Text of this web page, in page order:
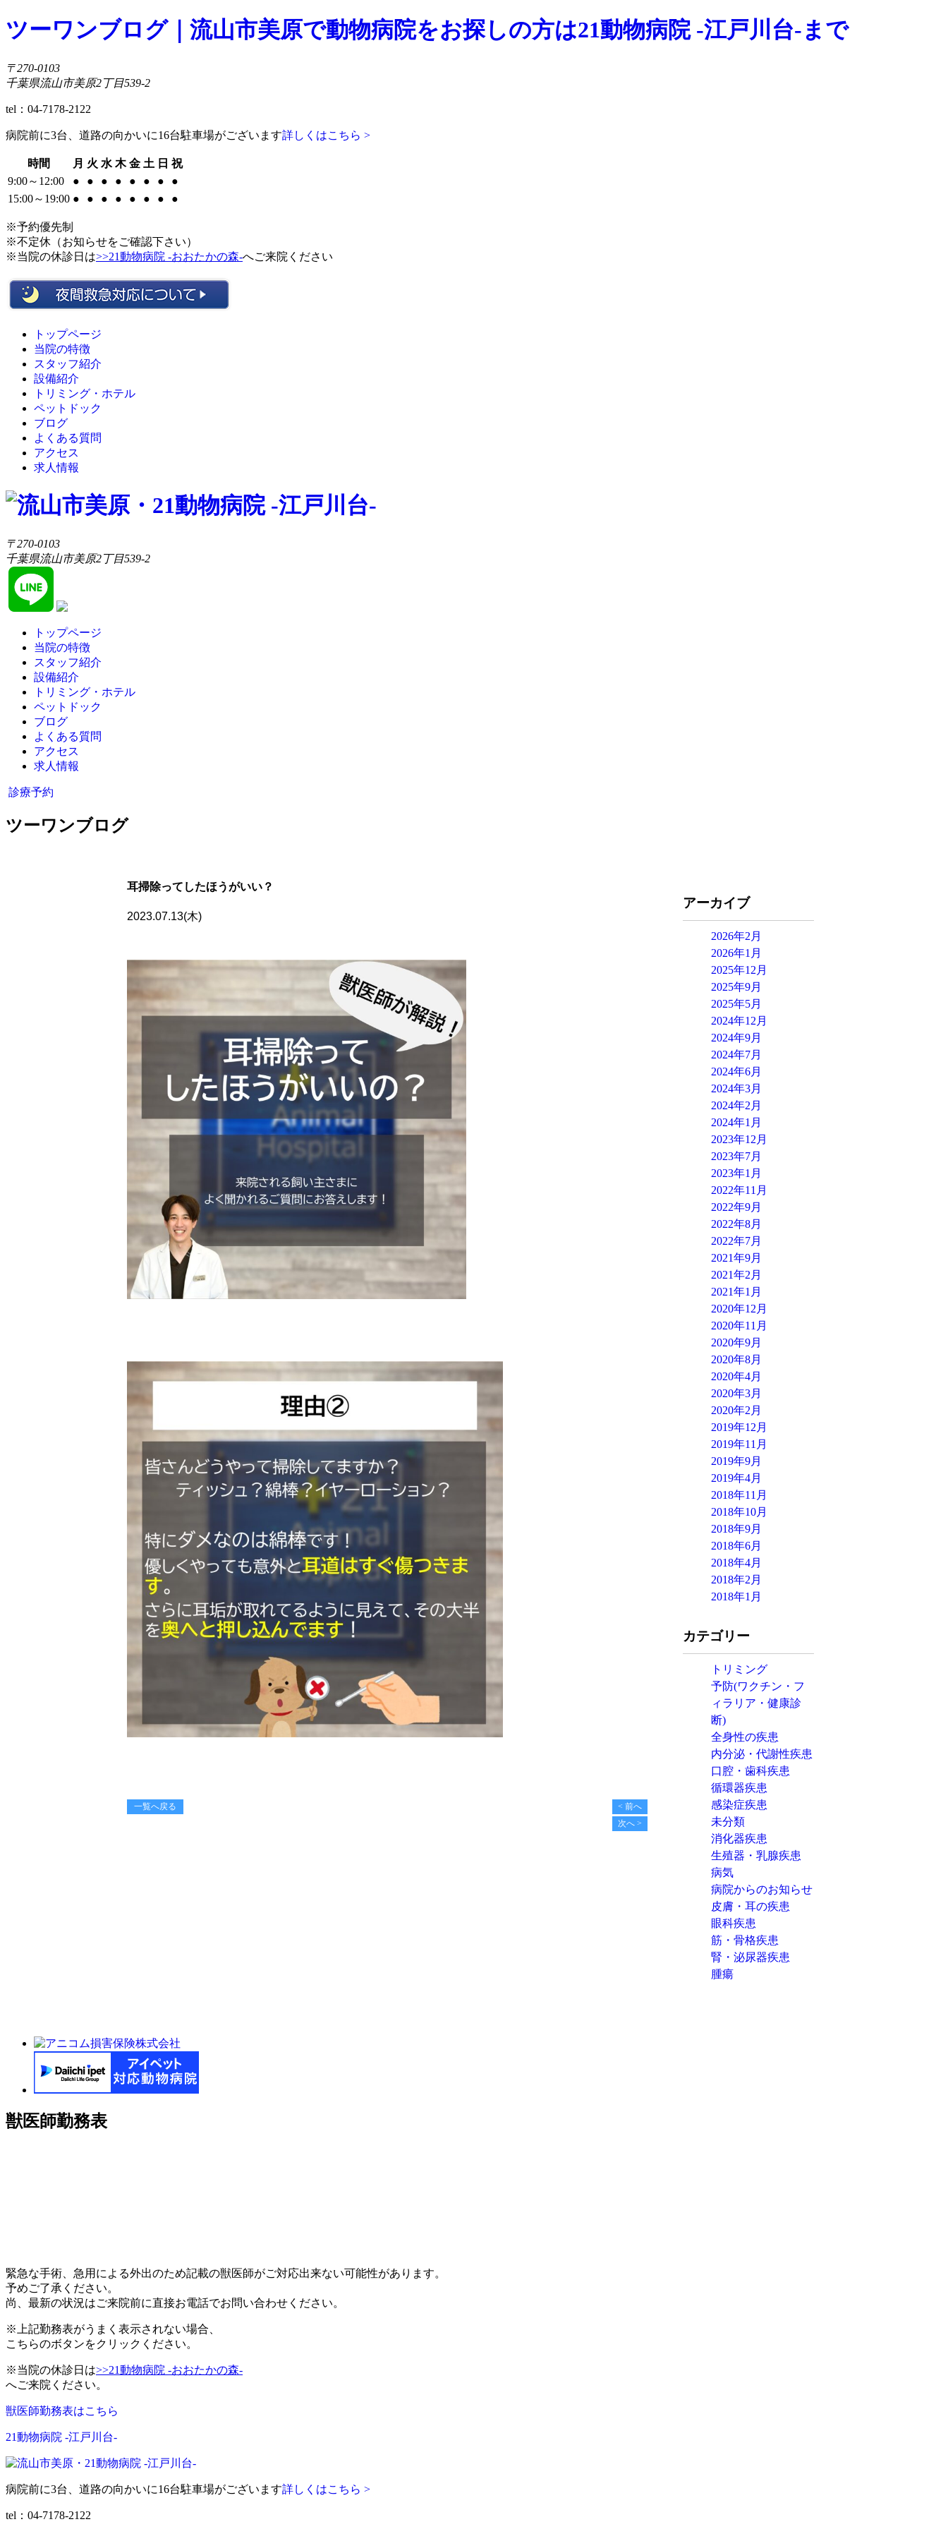
ツーワンブログ｜流山市美原で動物病院をお探しの方は21動物病院 -江戸川台-まで
〒270-0103
千葉県流山市美原2丁目539-2
tel：04-7178-2122
病院前に3台、道路の向かいに16台駐車場がございます詳しくはこちら >
時間 月 火 水 木 金 土 日 祝
9:00～12:00
● ● ● ● ● ● ●
●
15:00～19:00 ● ● ● ● ● ● ● ●
※予約優先制
※不定休（お知らせをご確認下さい）
※当院の休診日は>>21動物病院 -おおたかの森-へご来院ください
トップページ
当院の特徴
スタッフ紹介
設備紹介
トリミング・ホテル
ペットドック
ブログ
よくある質問
アクセス
求人情報
〒270-0103
千葉県流山市美原2丁目539-2
トップページ
当院の特徴
スタッフ紹介
設備紹介
トリミング・ホテル
ペットドック
ブログ
よくある質問
アクセス
求人情報
診療予約
ツーワンブログ
耳掃除ってしたほうがいい？
2023.07.13(木)
一覧へ戻る
< 前へ
次へ >
アーカイブ
2026年2月
2026年1月
2025年12月
2025年9月
2025年5月
2024年12月
2024年9月
2024年7月
2024年6月
2024年3月
2024年2月
2024年1月
2023年12月
2023年7月
2023年1月
2022年11月
2022年9月
2022年8月
2022年7月
2021年9月
2021年2月
2021年1月
2020年12月
2020年11月
2020年9月
2020年8月
2020年4月
2020年3月
2020年2月
2019年12月
2019年11月
2019年9月
2019年4月
2018年11月
2018年10月
2018年9月
2018年6月
2018年4月
2018年2月
2018年1月
カテゴリー
トリミング
予防(ワクチン・フ
ィラリア・健康診
断)
全身性の疾患
内分泌・代謝性疾患
口腔・歯科疾患
循環器疾患
感染症疾患
未分類
消化器疾患
生殖器・乳腺疾患
病気
病院からのお知らせ
皮膚・耳の疾患
眼科疾患
筋・骨格疾患
腎・泌尿器疾患
腫瘍
獣医師勤務表
緊急な手術、急用による外出のため記載の獣医師がご対応出来ない可能性があります。
予めご了承ください。
尚、最新の状況はご来院前に直接お電話でお問い合わせください。
※上記勤務表がうまく表示されない場合、
こちらのボタンをクリックください。
※当院の休診日は>>21動物病院 -おおたかの森-
へご来院ください。
獣医師勤務表はこちら
21動物病院 -江戸川台-
病院前に3台、道路の向かいに16台駐車場がございます詳しくはこちら >
tel：04-7178-2122